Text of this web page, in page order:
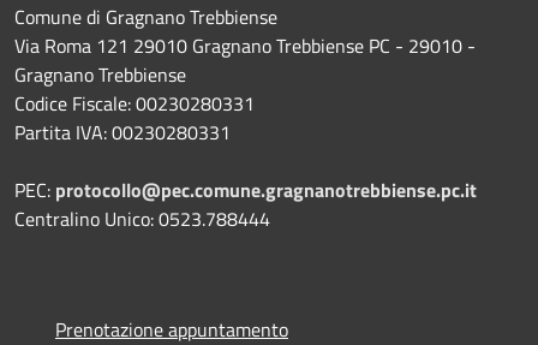
Comune di Gragnano Trebbiense
Via Roma 121 29010 Gragnano Trebbiense PC - 29010 -
Gragnano Trebbiense
Codice Fiscale: 00230280331
Partita IVA: 00230280331
PEC: protocollo@pec.comune.gragnanotrebbiense.pc.it
Centralino Unico: 0523.788444
Prenotazione appuntamento